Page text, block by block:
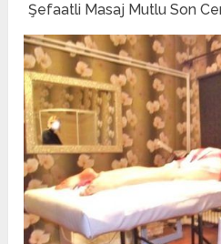
Şefaatli Masaj Mutlu Son